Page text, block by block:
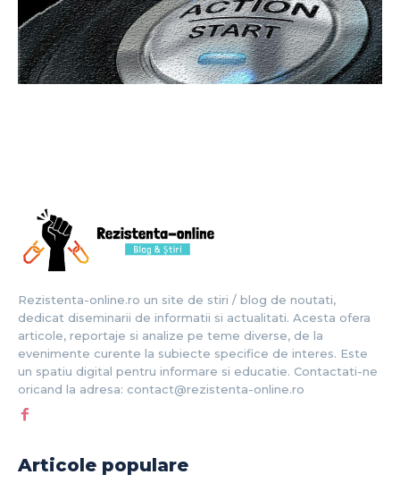
Rezistenta-online.ro un site de stiri / blog de noutati,
dedicat diseminarii de informatii si actualitati. Acesta ofera
articole, reportaje si analize pe teme diverse, de la
evenimente curente la subiecte specifice de interes. Este
un spatiu digital pentru informare si educatie. Contactati-ne
oricand la adresa: contact@rezistenta-online.ro
Articole populare